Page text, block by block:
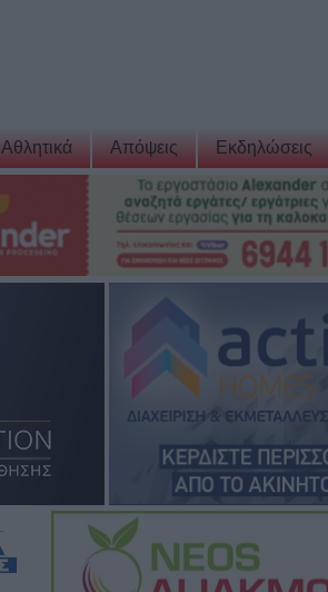
Αθλητικά Απόψεις Εκδηλώσεις